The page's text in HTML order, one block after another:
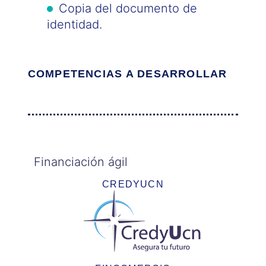
Copia del documento de
identidad.
COMPETENCIAS A DESARROLLAR
Financiación ágil
CREDYUCN